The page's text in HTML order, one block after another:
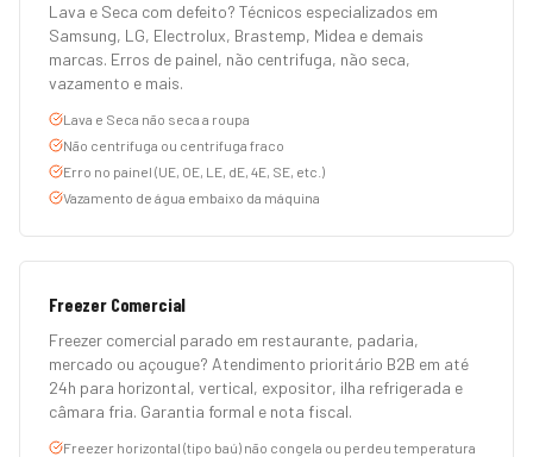
Lava e Seca com defeito? Técnicos especializados em
Samsung, LG, Electrolux, Brastemp, Midea e demais
marcas. Erros de painel, não centrifuga, não seca,
vazamento e mais.
Lava e Seca não seca a roupa
Não centrifuga ou centrifuga fraco
Erro no painel (UE, OE, LE, dE, 4E, SE, etc.)
Vazamento de água embaixo da máquina
Freezer Comercial
Freezer comercial parado em restaurante, padaria,
mercado ou açougue? Atendimento prioritário B2B em até
24h para horizontal, vertical, expositor, ilha refrigerada e
câmara fria. Garantia formal e nota fiscal.
Freezer horizontal (tipo baú) não congela ou perdeu temperatura